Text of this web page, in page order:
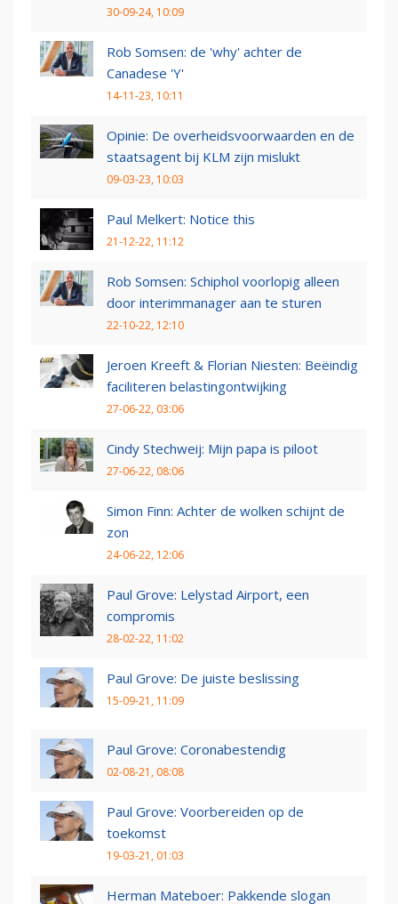
30-09-24, 10:09
Rob Somsen: de 'why' achter de
Canadese 'Y'
14-11-23, 10:11
Opinie: De overheidsvoorwaarden en de
staatsagent bij KLM zijn mislukt
09-03-23, 10:03
Paul Melkert: Notice this
21-12-22, 11:12
Rob Somsen: Schiphol voorlopig alleen
door interimmanager aan te sturen
22-10-22, 12:10
Jeroen Kreeft & Florian Niesten: Beëindig
faciliteren belastingontwijking
27-06-22, 03:06
Cindy Stechweij: Mijn papa is piloot
27-06-22, 08:06
Simon Finn: Achter de wolken schijnt de
zon
24-06-22, 12:06
Paul Grove: Lelystad Airport, een
compromis
28-02-22, 11:02
Paul Grove: De juiste beslissing
15-09-21, 11:09
Paul Grove: Coronabestendig
02-08-21, 08:08
Paul Grove: Voorbereiden op de
toekomst
19-03-21, 01:03
Herman Mateboer: Pakkende slogan